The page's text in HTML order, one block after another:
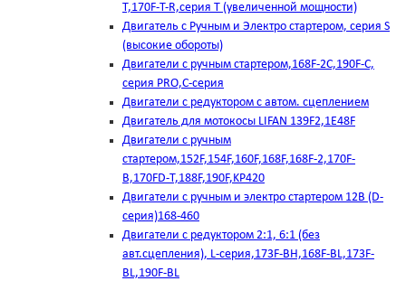
T,170F-T-R,серия Т (увеличенной мощности)
Двигатель с Ручным и Электро стартером, серия S
(высокие обороты)
Двигатели с ручным стартером,168F-2C,190F-C,
серия PRO,C-серия
Двигатели с редуктором с автом. сцеплением
Двигатель для мотокосы LIFAN 139F2,1E48F
Двигатели с ручным
стартером,152F,154F,160F,168F,168F-2,170F-
B,170FD-T,188F,190F,KP420
Двигатели с ручным и электро стартером 12В (D-
серия)168-460
Двигатели с редуктором 2:1, 6:1 (без
авт.сцепления), L-серия,173F-BH,168F-BL,173F-
BL,190F-BL